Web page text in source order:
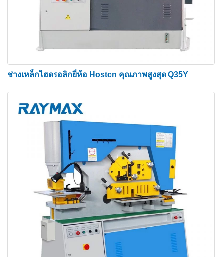
สามารถสร้างรูต่างๆ ได้หลากหลายนอกเหนือจากทรง
กลม เช่น เป็นรูปสี่เหลี่ยมผืนผ้าหรือสี่เหลี่ยมจัตุรัส การ
ช่างเหล็กไฮดรอลิกยี่ห้อ Hoston คุณภาพสูงสุด Q35Y